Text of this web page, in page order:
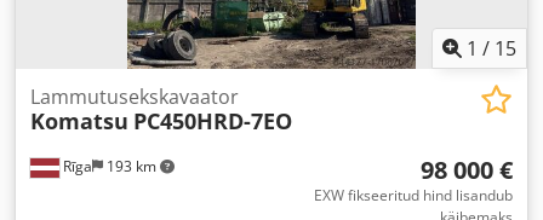
1 / 15
Rīga 193 km
Lammutusekskavaator
Komatsu PC450HRD-7EO
98 000 €
EXW fikseeritud hind lisandub